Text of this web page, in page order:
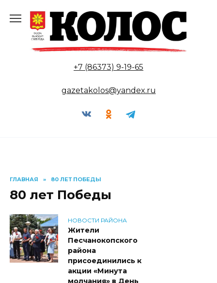
содержанию
+7 (86373) 9-19-65
gazetakolos@yandex.ru
ГЛАВНАЯ » 80 ЛЕТ ПОБЕДЫ
80 лет Победы
НОВОСТИ РАЙОНА
Жители
Песчанокопского
района
присоединились к
акции «Минута